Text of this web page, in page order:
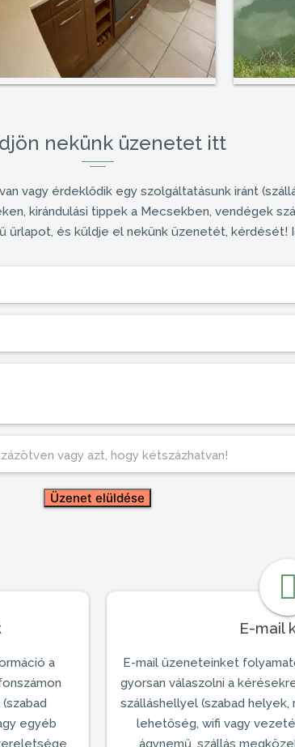
nekünk üzenetet itt
vagy érdeklődik egy szolgáltatásunk iránt (
kirándulási tippek a Mecsekben, vendégek
űrlapot, és küldje el nekünk üzenetét, kérdését!
vagy azt, hogy kétszázhatvan!
a
egyéb
E-mail
E-mail üzeneteinket
gyorsan válaszolni a
szálláshellyel (szabad helyek,
lehetőség, wifi vagy
ágynemű, szállás